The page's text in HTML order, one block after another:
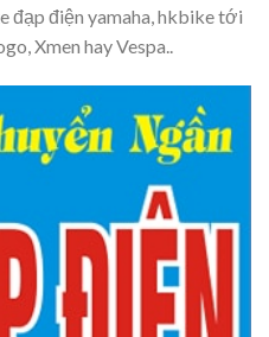
đạp điện yamaha, hkbike tới
Xmen hay Vespa..